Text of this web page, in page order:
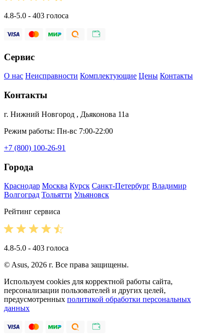
4.8-5.0 - 403 голоса
Сервис
О нас Неисправности Комплектующие Цены Контакты
Контакты
г. Нижний Новгород , Дьяконова 11а
Режим работы: Пн-вс 7:00-22:00
+7 (800) 100-26-91
Города
Краснодар Москва Курск Санкт-Петербург Владимир
Волгоград Тольятти Ульяновск
Рейтинг сервиса
4.8-5.0 - 403 голоса
© Asus, 2026 г. Все права защищены.
Используем cookies для корректной работы сайта,
персонализации пользователей и других целей,
предусмотренных политикой обработки персональных
данных